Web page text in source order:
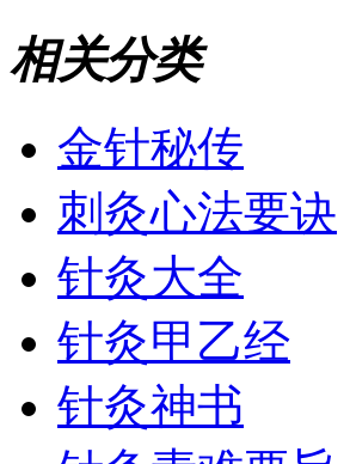
相关分类
金针秘传
刺灸心法要诀
针灸大全
针灸甲乙经
针灸神书